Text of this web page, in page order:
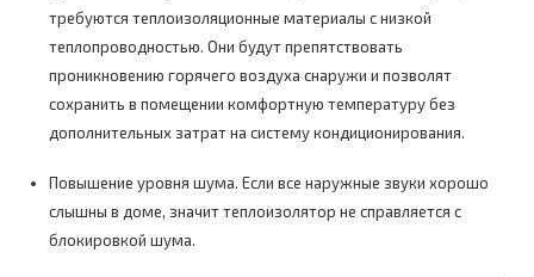
требуются теплоизоляционные материалы с низкой
теплопроводностью. Они будут препятствовать
проникновению горячего воздуха снаружи и позволят
сохранить в помещении комфортную температуру без
дополнительных затрат на систему кондиционирования.
Повышение уровня шума. Если все наружные звуки хорошо
слышны в доме, значит теплоизолятор не справляется с
блокировкой шума.